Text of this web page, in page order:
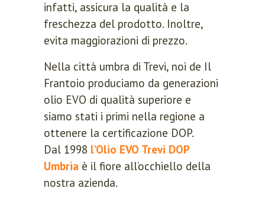
infatti, assicura la qualità e la
freschezza del prodotto. Inoltre,
evita maggiorazioni di prezzo.
Nella città umbra di Trevi, noi de Il
Frantoio produciamo da generazioni
olio EVO di qualità superiore e
siamo stati i primi nella regione a
ottenere la certificazione DOP.
Dal 1998 l’Olio EVO Trevi DOP
Umbria è il fiore all’occhiello della
nostra azienda.